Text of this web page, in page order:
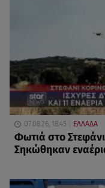
07.08.26, 18:45 ΕΛΛΑΔΑ
Φωτιά στο
Σηκώθηκαν